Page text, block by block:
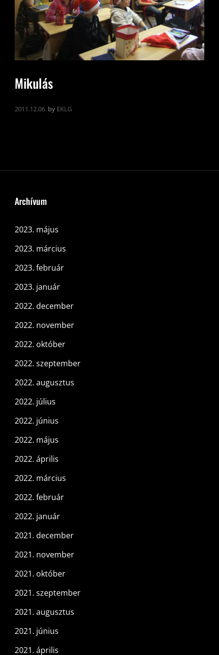
Mikulás
2011.12.06. by EKLG
Archívum
2023. május
2023. március
2023. február
2023. január
2022. december
2022. november
2022. október
2022. szeptember
2022. augusztus
2022. július
2022. június
2022. május
2022. április
2022. március
2022. február
2022. január
2021. december
2021. november
2021. október
2021. szeptember
2021. augusztus
2021. június
2021. április